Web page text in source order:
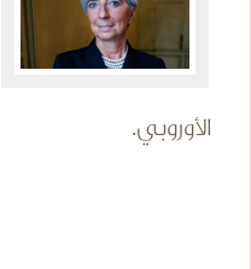
الأوروبي.